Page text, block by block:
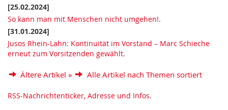
[25.02.2024]
So kann man mit Menschen nicht umgehen!.
[31.01.2024]
Jusos Rhein-Lahn: Kontinuität im Vorstand – Marc Schieche
erneut zum Vorsitzenden gewählt.
Ältere Artikel » Alle Artikel nach Themen sortiert
RSS-Nachrichtenticker, Adresse und Infos.